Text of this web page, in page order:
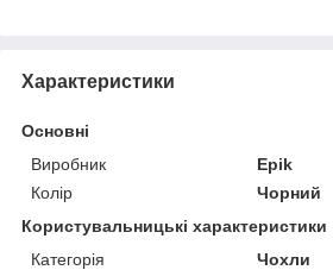
Характеристики
Основні
Виробник
Epik
Колір
Чорний
Користувальницькі характеристики
Категорія
Чохли